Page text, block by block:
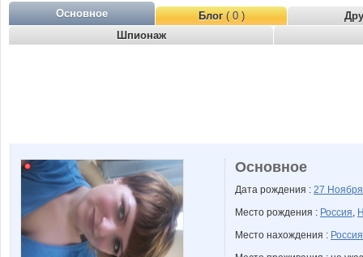
Основное Блог( 0 )
Шпионаж
Основное
Дата рождения : 27
Место рождения : Россия,
Место нахождения : Россия